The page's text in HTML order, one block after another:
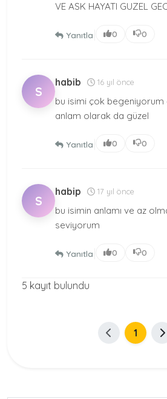
VE ASK HAYATI GUZEL
Yanıtla 0 0
S
habib 16 yıl önce
bu isimi çok begeniyorum
anlam olarak da güzel
Yanıtla 0 0
S
habip 17 yıl önce
bu isimin anlamı ve az
seviyorum
Yanıtla 0 0
5 kayıt bulundu
1